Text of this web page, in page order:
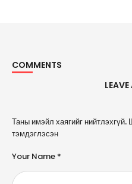
COMMENTS
LEAVE
Таны имэйл хаягийг нийтлэхгүй.
тэмдэглэсэн
Your Name *
A
l
e
n